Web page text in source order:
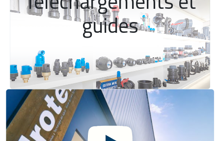
guides